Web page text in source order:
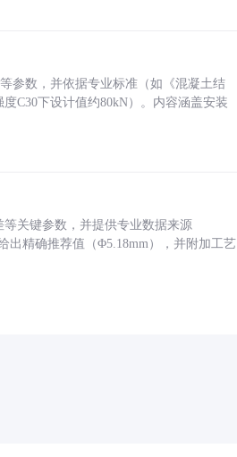
参数，并依据专业标准（如《混凝土结
C30下设计值约80kN）。内容涵盖安装
关键参数，并提供专业数据来源
出精确推荐值（Φ5.18mm），并附加工艺